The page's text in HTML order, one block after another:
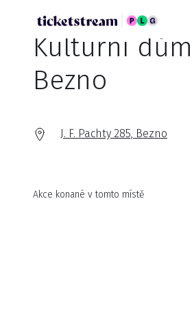
Kulturní dům
Bezno
J. F. Pachty 285, Bezno
Akce konané v tomto místě